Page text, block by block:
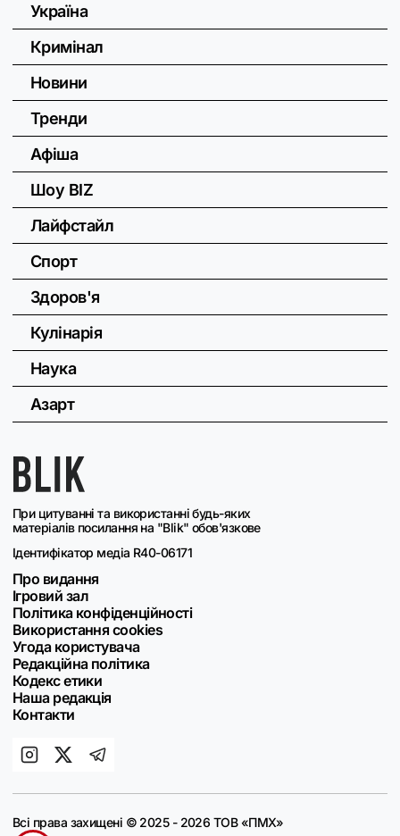
При цитуванні та використанні будь-яких
матеріалів посилання на "Blik" обов'язкове
Ідентифікатор медіа R40-06171
Про видання
Ігровий зал
Політика конфіденційності
Використання cookies
Угода користувача
Редакційна політика
Кодекс етики
Наша редакція
Контакти
Україна
Кримінал
Новини
Тренди
Афіша
Шоу BIZ
Лайфстайл
Спорт
Здоров'я
Кулінарія
Наука
Азарт
Всі права захищені © 2025 - 2026 ТОВ «ПМХ»